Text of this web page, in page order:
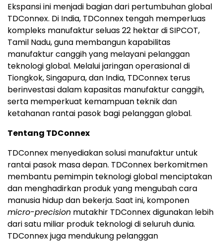
Ekspansi ini menjadi bagian dari pertumbuhan global
TDConnex. Di India, TDConnex tengah memperluas
kompleks manufaktur seluas 22 hektar di SIPCOT,
Tamil Nadu, guna membangun kapabilitas
manufaktur canggih yang melayani pelanggan
teknologi global. Melalui jaringan operasional di
Tiongkok, Singapura, dan India, TDConnex terus
berinvestasi dalam kapasitas manufaktur canggih,
serta memperkuat kemampuan teknik dan
ketahanan rantai pasok bagi pelanggan global.
Tentang TDConnex
TDConnex menyediakan solusi manufaktur untuk
rantai pasok masa depan. TDConnex berkomitmen
membantu pemimpin teknologi global menciptakan
dan menghadirkan produk yang mengubah cara
manusia hidup dan bekerja. Saat ini, komponen
micro-precision mutakhir TDConnex digunakan lebih
dari satu miliar produk teknologi di seluruh dunia.
TDConnex juga mendukung pelanggan